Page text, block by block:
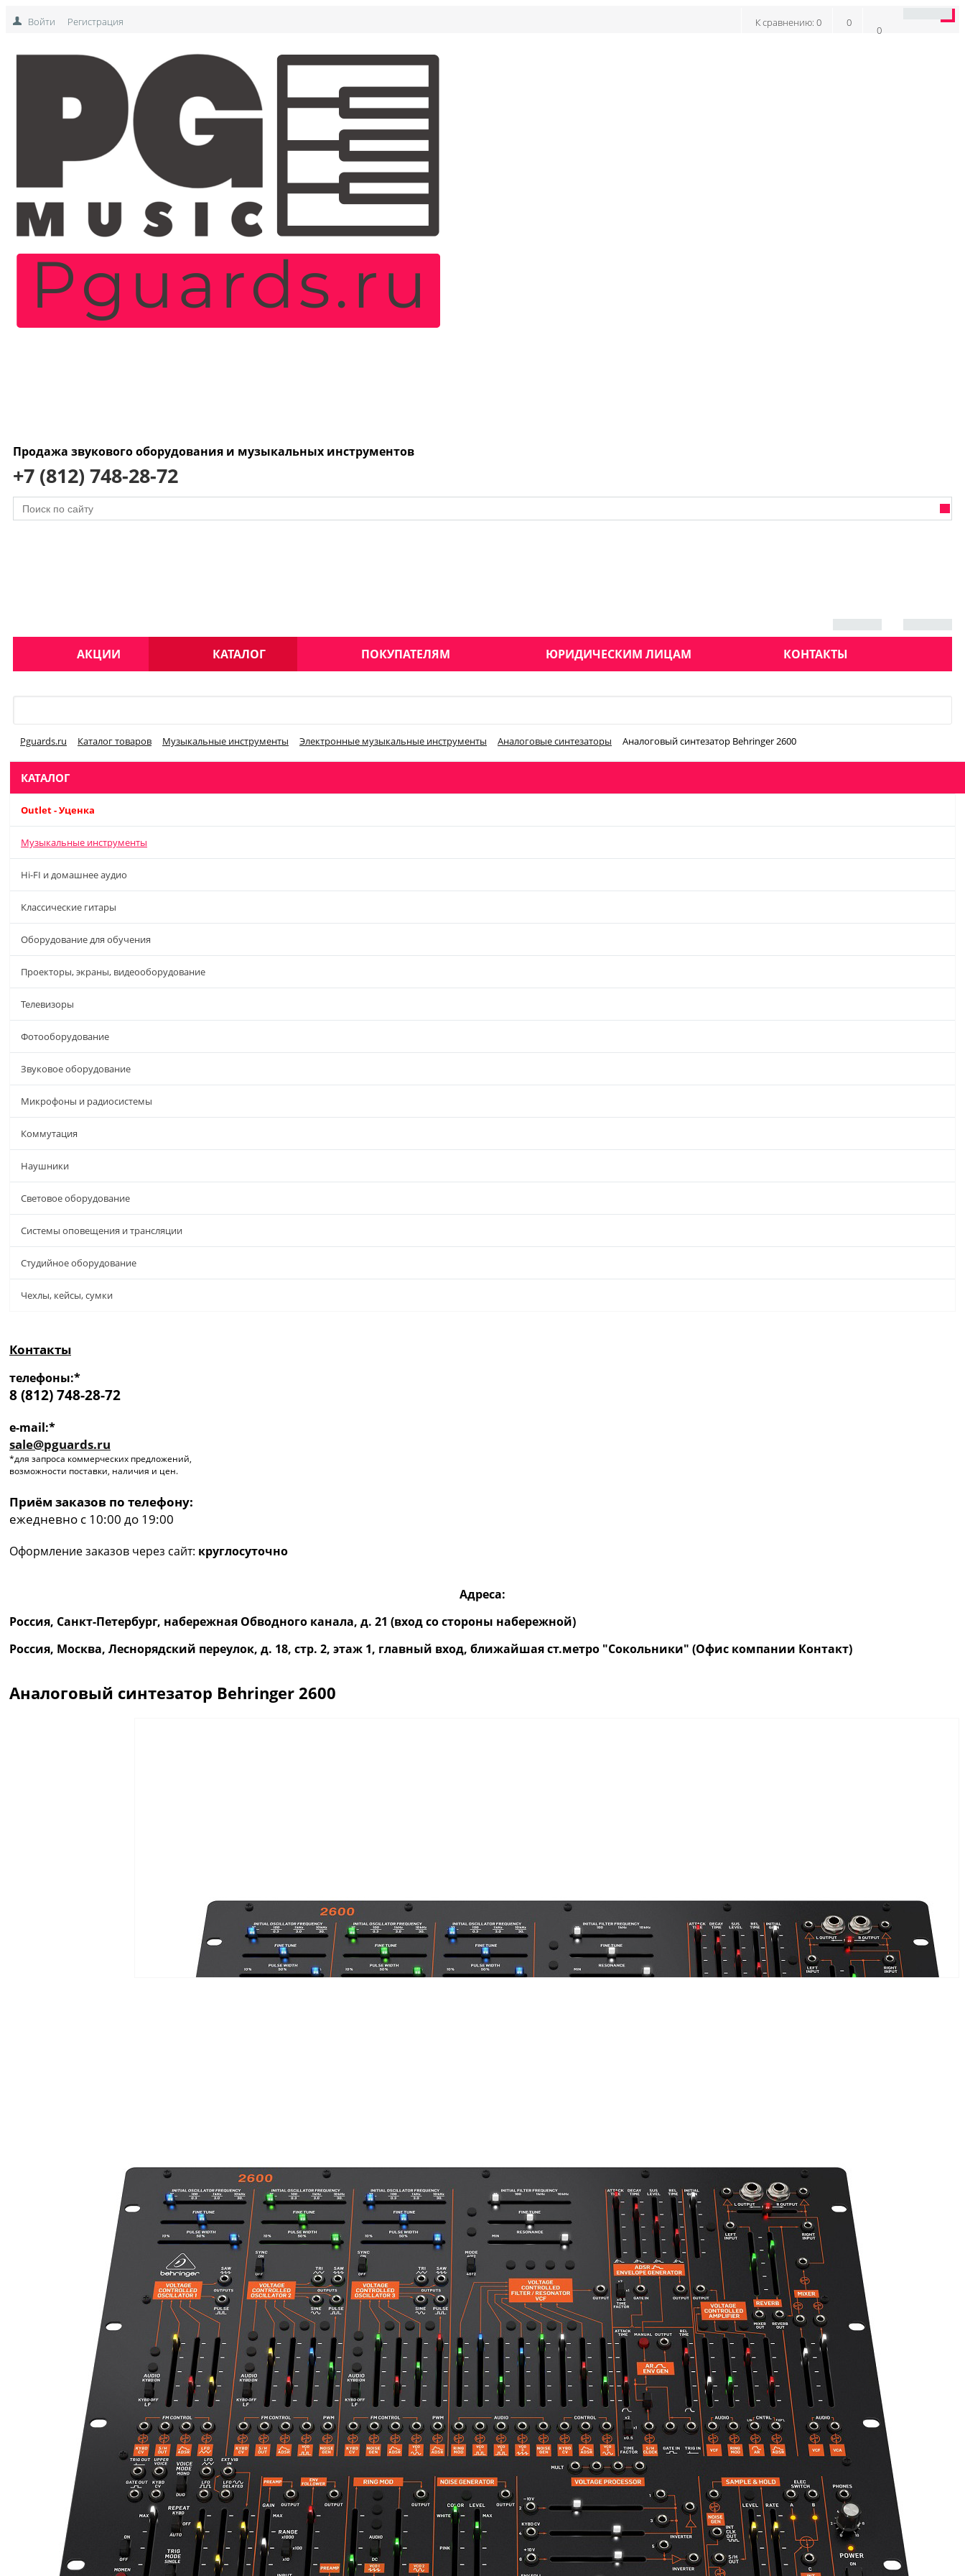
Войти Регистрация
0
0
К сравнению: 0
Продажа звукового оборудования и музыкальных инструментов
+7 (812) 748-28-72
АКЦИИ КАТАЛОГ ПОКУПАТЕЛЯМ ЮРИДИЧЕСКИМ ЛИЦАМ КОНТАКТЫ
Pguards.ru Каталог товаров Музыкальные инструменты Электронные музыкальные инструменты Аналоговые синтезаторы Аналоговый синтезатор Behringer 2600
КАТАЛОГ
Outlet - Уценка
Музыкальные инструменты
Hi-FI и домашнее аудио
Классические гитары
Оборудование для обучения
Проекторы, экраны, видеооборудование
Телевизоры
Фотооборудование
Звуковое оборудование
Микрофоны и радиосистемы
Коммутация
Наушники
Световое оборудование
Системы оповещения и трансляции
Студийное оборудование
Чехлы, кейсы, сумки
Контакты
телефоны:*
8 (812) 748-28-72
e-mail:*
sale@pguards.ru
*для запроса коммерческих предложений,
возможности поставки, наличия и цен.
Приём заказов по телефону:
ежедневно с 10:00 до 19:00
Оформление заказов через сайт: круглосуточно
Адреса:
Россия, Санкт-Петербург, набережная Обводного канала, д. 21 (вход со стороны набережной)
Россия, Москва, Леснорядский переулок, д. 18, стр. 2, этаж 1, главный вход, ближайшая ст.метро "Сокольники" (Офис компании Контакт)
Аналоговый синтезатор Behringer 2600